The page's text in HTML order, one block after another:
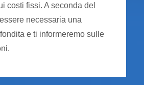
costi fissi. A seconda del
necessaria una
e ti informeremo sulle